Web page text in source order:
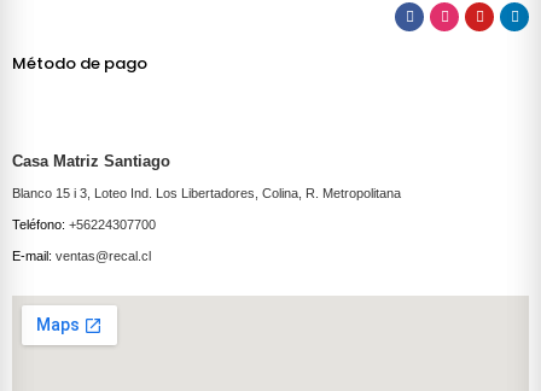
Método de pago
Casa Matriz Santiago
Blanco 15 i 3, Loteo Ind. Los Libertadores, Colina, R. Metropolitana
Teléfono: +56224307700
E-mail: ventas@recal.cl